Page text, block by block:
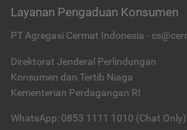
Layanan Pengaduan Konsumen
PT Agregasi Cermat Indonesia -
Direktorat Jenderal Perlindungan
Konsumen dan Tertib Niaga
Kementerian Perdagangan RI
WhatsApp: 0853 1111 1010 (Chat Only)